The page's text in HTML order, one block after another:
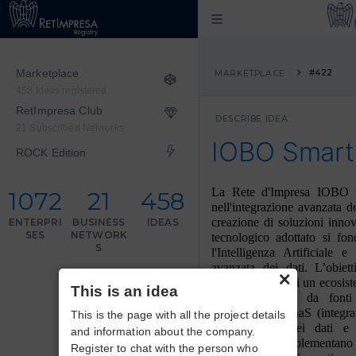
Marketplace
RetImpresa Club
ROCK Edition
1072
ENTERPRI
SES
21
BUSINESS
NETWORK
S
458
IDEAS
MARKETPLACE #422
DESCRIBE IDEA
IOBO
La Rete d'Impresa
nell'integrazione avanzata
creazione di soluzioni
tecnologico adottato si
l'Intelligenza Artificiale
avanzata dei dati.
Platform, ossia di un
dati provenienti da
attraverso un iPaaS
l’integrazione dei dati
emergenti si
×
This is an idea
This is the page with all the project details
and information about the company.
Register to chat with the person who